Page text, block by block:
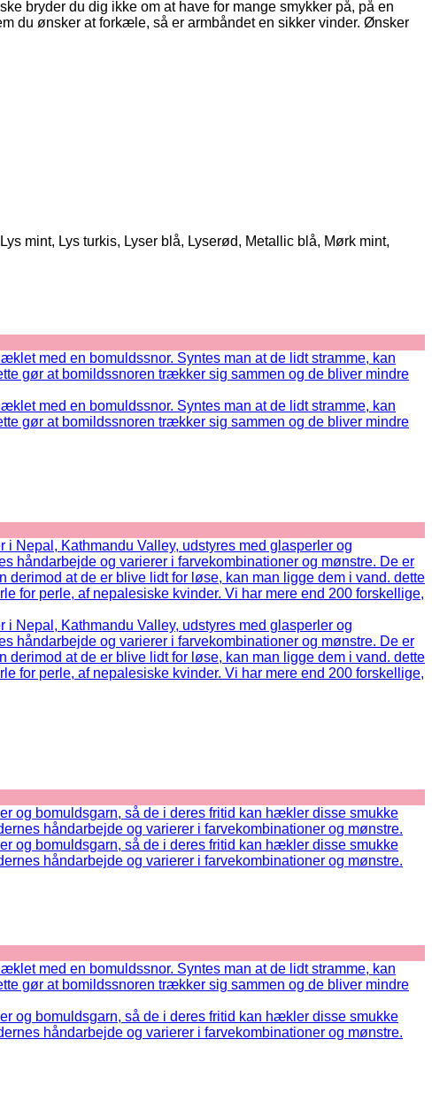
bryder du dig ikke om at have for mange smykker på, på en
du ønsker at forkæle, så er armbåndet en sikker vinder. Ønsker
mint, Lys turkis, Lyser blå, Lyserød, Metallic blå, Mørk mint,